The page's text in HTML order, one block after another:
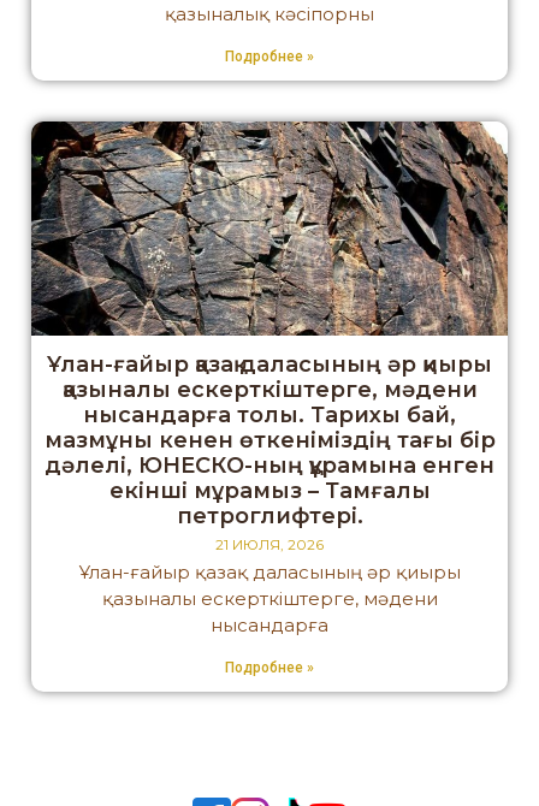
қазыналық кәсіпорны
Подробнее »
Ұлан-ғайыр қазақ даласының әр қиыры
қазыналы ескерткіштерге, мәдени
нысандарға толы. Тарихы бай,
мазмұны кенен өткеніміздің тағы бір
дәлелі, ЮНЕСКО-ның құрамына енген
екінші мұрамыз – Тамғалы
петроглифтері.
21 ИЮЛЯ, 2026
Ұлан-ғайыр қазақ даласының әр қиыры
қазыналы ескерткіштерге, мәдени
нысандарға
Подробнее »